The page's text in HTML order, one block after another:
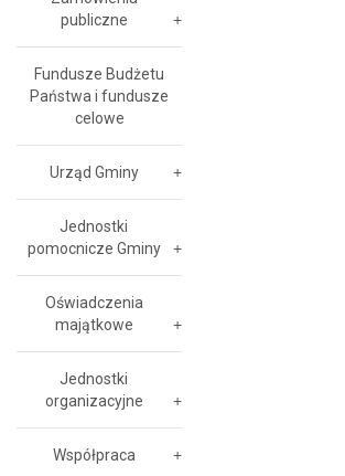
publiczne
Fundusze Budżetu
Państwa i fundusze
celowe
Urząd Gminy
Jednostki
pomocnicze Gminy
Oświadczenia
majątkowe
Jednostki
organizacyjne
Współpraca